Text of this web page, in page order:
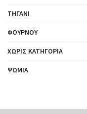
ΤΗΓΆΝΙ
ΦΟΎΡΝΟΥ
ΧΩΡΊΣ ΚΑΤΗΓΟΡΊΑ
ΨΩΜΙΆ